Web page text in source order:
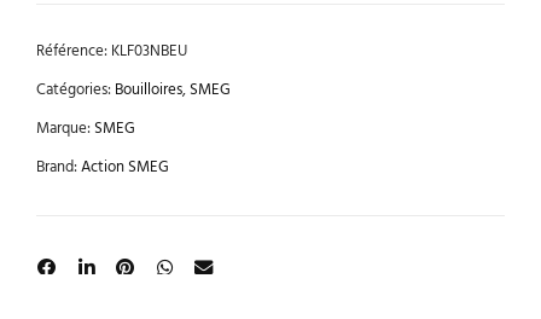
Référence:KLF03NBEU
Catégories:Bouilloires,SMEG
Marque:SMEG
Brand:Action SMEG